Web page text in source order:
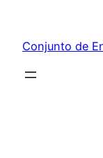
contenido
Conjunto de